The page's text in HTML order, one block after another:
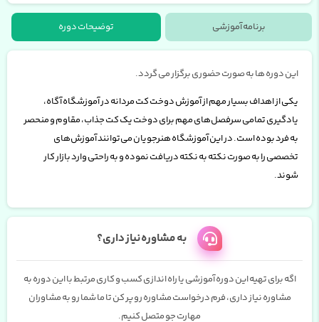
برنامه آموزشی توضیحات دوره
این دوره ها به صورت حضوری برگزار می گردد.
یکی از اهداف بسیار مهم از آموزش دوخت کت مردانه در آموزشگاه آگاه،
یادگیری تمامی سرفصل‌های مهم برای دوخت یک کت جذاب، مقاوم و منحصر
به فرد بوده است. در این آموزشگاه هنرجویان می‌توانند آموزش‌های
تخصصی را به صورت نکته به نکته دریافت نموده و به راحتی وارد بازار کار
شوند.
به مشاوره نیاز داری؟
اگه برای تهیه این دوره آموزشی یا راه اندازی کسب و کاری مرتبط با این دوره به
مشاوره نیاز داری، فرم درخواست مشاوره رو پر کن تا ما شما رو به مشاوران
مهارت جو متصل کنیم.